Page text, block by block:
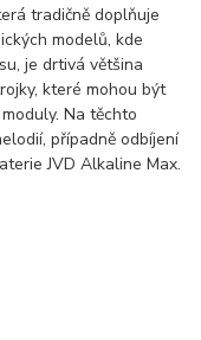
tradičně doplňuje
modelů, kde
je drtivá většina
které mohou být
Na těchto
případně odbíjení
JVD Alkaline Max.